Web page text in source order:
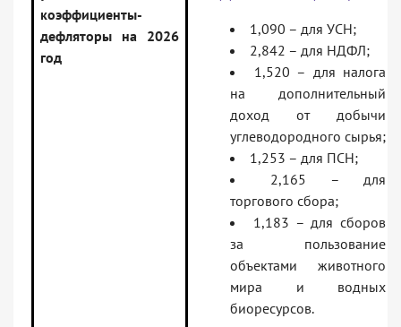
коэффициенты-
дефляторы на 2026
год
1,090 – для УСН;
2,842 – для НДФЛ;
1,520 – для налога
на дополнительный
доход от добычи
углеводородного сырья;
1,253 – для ПСН;
2,165 – для
торгового сбора;
1,183 – для сборов
за пользование
объектами животного
мира и водных
биоресурсов.